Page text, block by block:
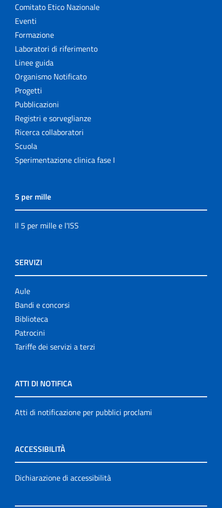
Comitato Etico Nazionale
Eventi
Formazione
Laboratori di riferimento
Linee guida
Organismo Notificato
Progetti
Pubblicazioni
Registri e sorveglianze
Ricerca collaboratori
Scuola
Sperimentazione clinica fase I
5 per mille
Il 5 per mille e l'ISS
SERVIZI
Aule
Bandi e concorsi
Biblioteca
Patrocini
Tariffe dei servizi a terzi
ATTI DI NOTIFICA
Atti di notificazione per pubblici proclami
ACCESSIBILITÀ
Dichiarazione di accessibilità